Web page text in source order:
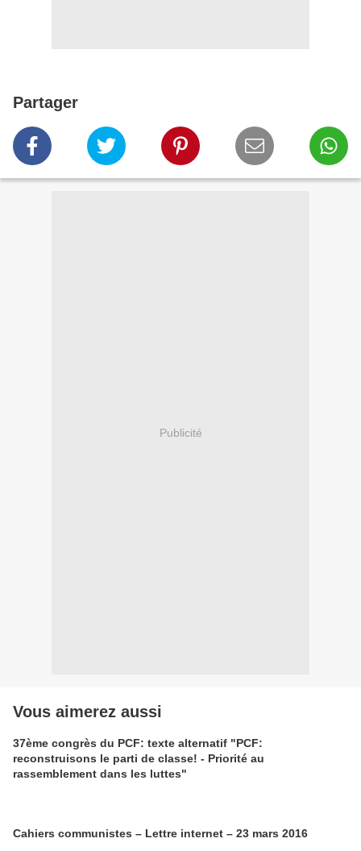
Partager
Publicité
Vous aimerez aussi
37ème congrès du PCF: texte alternatif "PCF:
reconstruisons le parti de classe! - Priorité au
rassemblement dans les luttes"
Cahiers communistes – Lettre internet – 23 mars 2016